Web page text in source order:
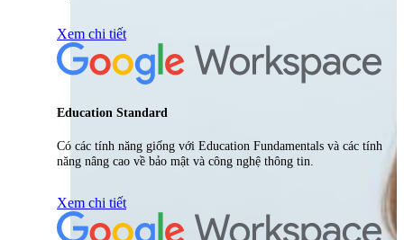
Xem chi tiết
Education Standard
Có các tính năng giống với Education Fundamentals và các tính
năng nâng cao về bảo mật và công nghệ thông tin.
Xem chi tiết